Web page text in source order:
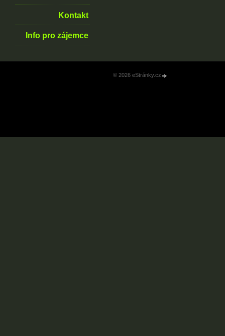
Kontakt
Info pro zájemce
© 2026 eStránky.cz